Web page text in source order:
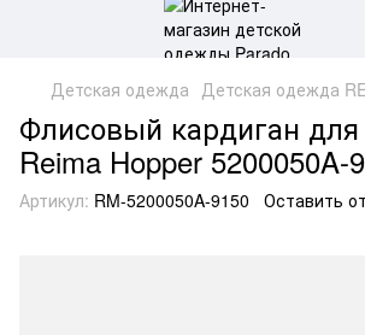
Детская одежда Детская одежда
Флисовый кардиган
Reima Hopper 5200050A-
Артикул: RM-5200050A-9150 Оставить